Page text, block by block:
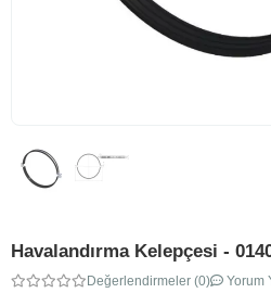
Havalandırma Kelepçesi -
Değerlendirmeler (0) Yorum